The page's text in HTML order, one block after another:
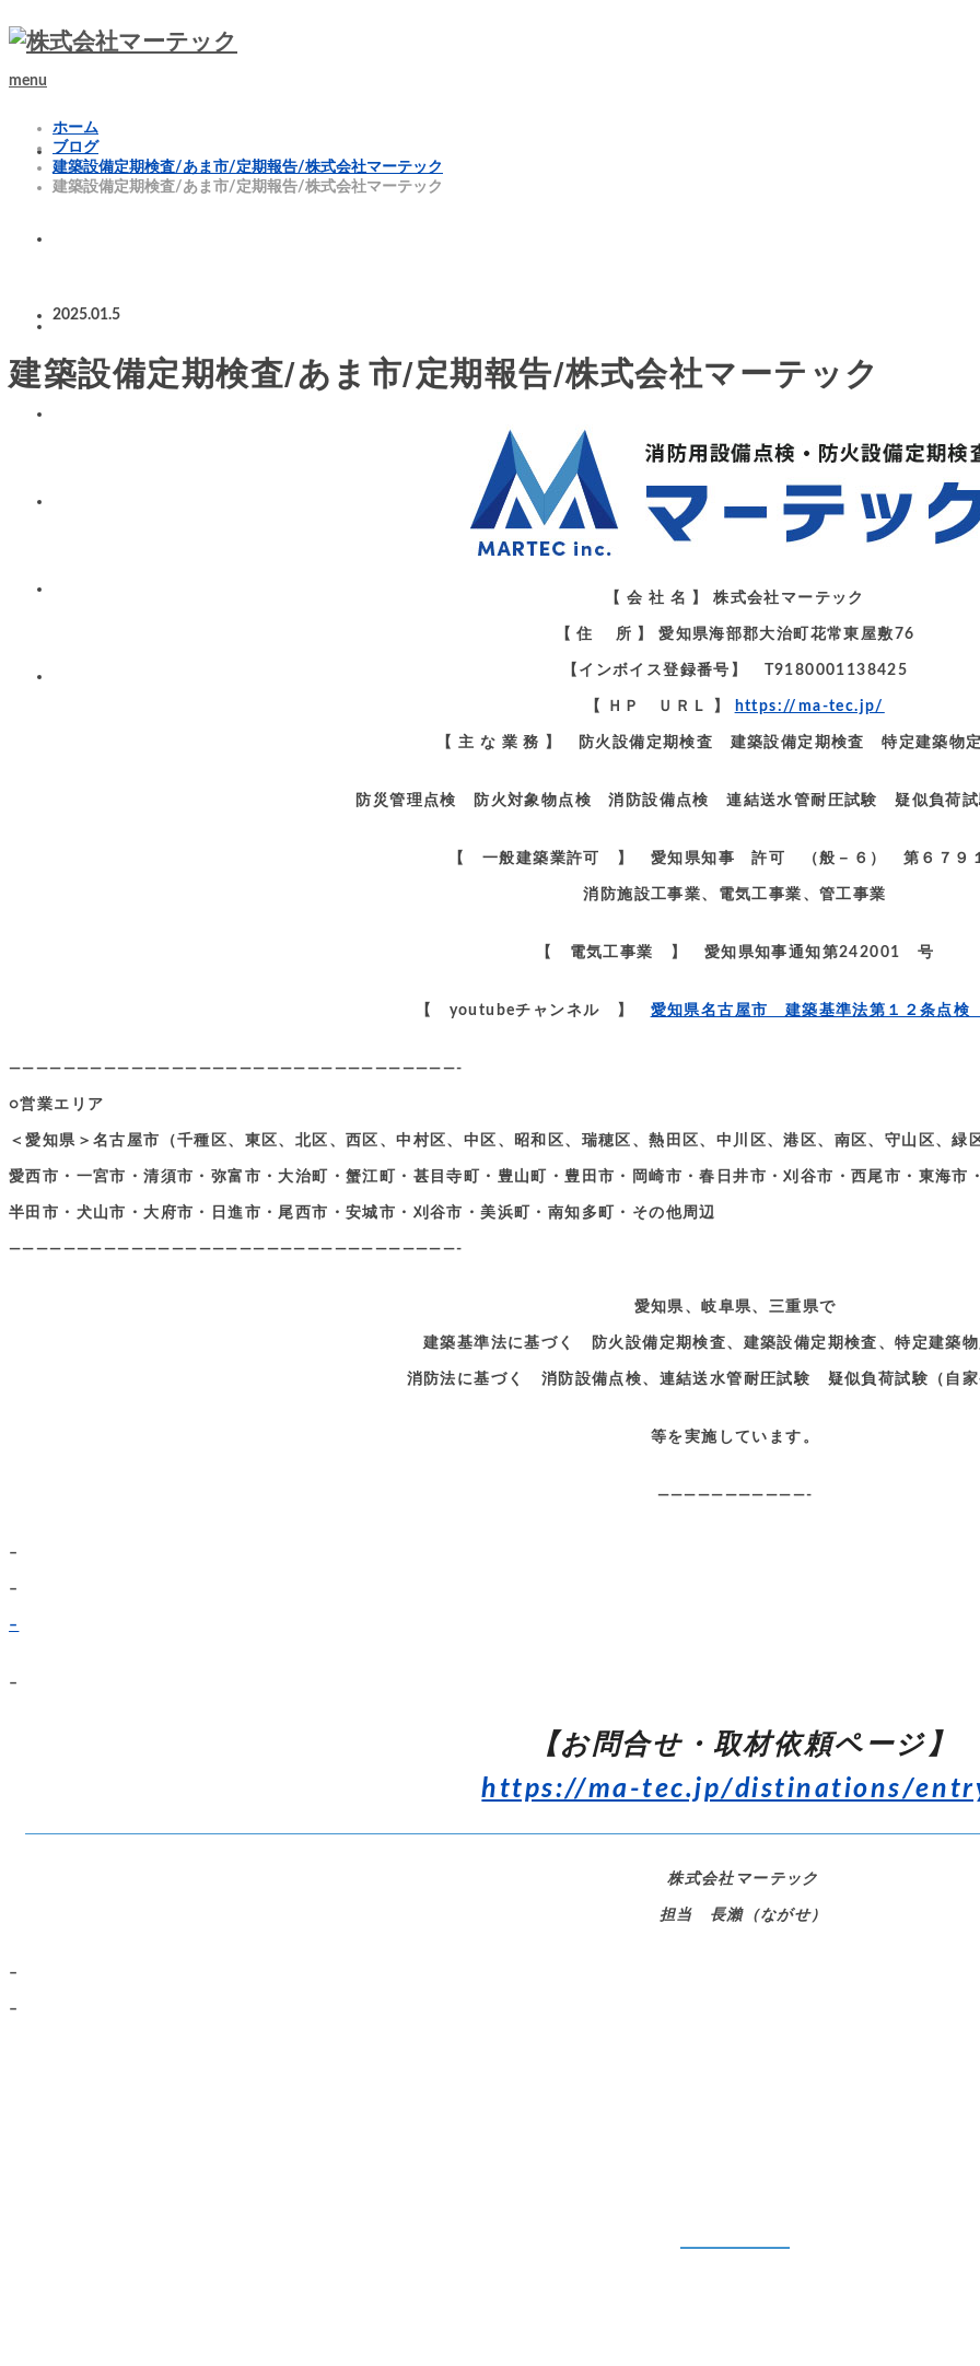
menu
ホーム
ブログ
建築設備定期検査/あま市/定期報告/株式会社マーテック
建築設備定期検査/あま市/定期報告/株式会社マーテック
2025.01.5
建築設備定期検査/あま市/定期報告/株式会社マーテック
【 会 社 名 】 株式会社マーテック
【 住 所 】 愛知県海部郡大治町花常東屋敷76
【インボイス登録番号】 T9180001138425
【 ＨＰ ＵＲＬ 】 https://ma-tec.jp/
【 主 な 業 務 】 防火設備定期検査 建築設備定期検査 特定建築物
防災管理点検 防火対象物点検 消防設備点検 連結送水管耐圧試験 疑似負荷試
【 一般建築業許可 】 愛知県知事 許可 （般－６） 第６７９
消防施設工事業、電気工事業、管工事業
【 電気工事業 】 愛知県知事通知第242001 号
【 youtubeチャンネル 】 愛知県名古屋市 建築基準法第１２条点
—————————————————————————————————-
○営業エリア
＜愛知県＞名古屋市（千種区、東区、北区、西区、中村区、中区、昭和区、瑞穂区、熱田区、中川区、港区、南区、守山区、
愛西市・一宮市・清須市・弥富市・大治町・蟹江町・甚目寺町・豊山町・豊田市・岡崎市・春日井市・刈谷市・西尾市・東海
半田市・犬山市・大府市・日進市・尾西市・安城市・刈谷市・美浜町・南知多町・その他周辺
—————————————————————————————————-
愛知県、岐阜県、三重県で
建築基準法に基づく 防火設備定期検査、建築設備定期検査、特定建築
消防法に基づく 消防設備点検、連結送水管耐圧試験 疑似負荷試験（自
等を実施しています。
———————————-
–
–
–
–
【お問合せ・取材依頼ページ】
https://ma-tec.jp/distinations/
株式会社マーテック
担当 長瀨（ながせ）
–
–